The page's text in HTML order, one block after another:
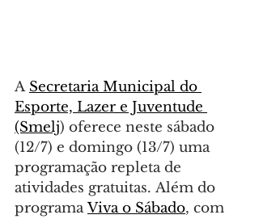
A Secretaria Municipal do
Esporte, Lazer e Juventude
(Smelj) oferece neste sábado
(12/7) e domingo (13/7) uma
programação repleta de
atividades gratuitas. Além do
programa Viva o Sábado, com